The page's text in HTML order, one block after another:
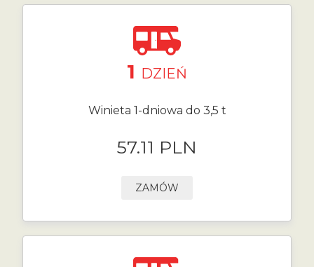
1 DZIEŃ
Winieta 1-dniowa do 3,5 t
57.11 PLN
ZAMÓW